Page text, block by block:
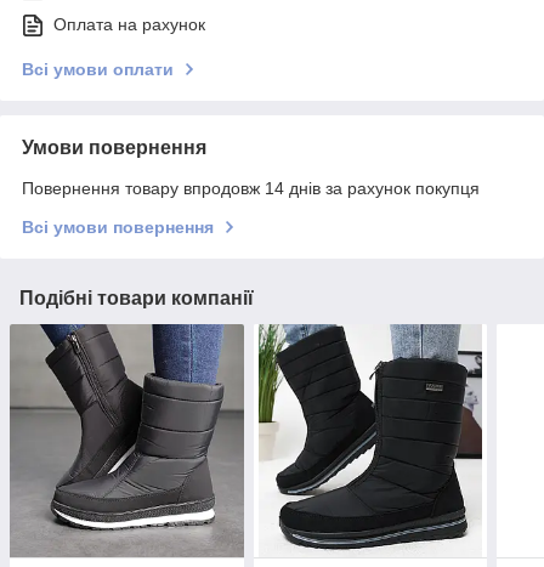
Оплата на рахунок
Всі умови оплати
Умови повернення
Повернення товару впродовж 14 днів за рахунок покупця
Всі умови повернення
Подібні товари компанії